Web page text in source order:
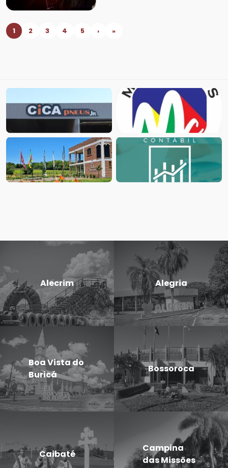
1 2 3 4 5 › »
Alecrim Alegria
Boa Vista do
Buricá
Bossoroca
Caibaté
Campina
das Missões